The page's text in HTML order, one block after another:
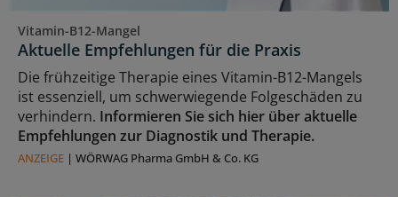
Vitamin-B12-Mangel
Aktuelle Empfehlungen für die Praxis
Die frühzeitige Therapie eines Vitamin-B12-Mangels
ist essenziell, um schwerwiegende Folgeschäden zu
verhindern. Informieren Sie sich hier über aktuelle
Empfehlungen zur Diagnostik und Therapie.
ANZEIGE | WÖRWAG Pharma GmbH & Co. KG